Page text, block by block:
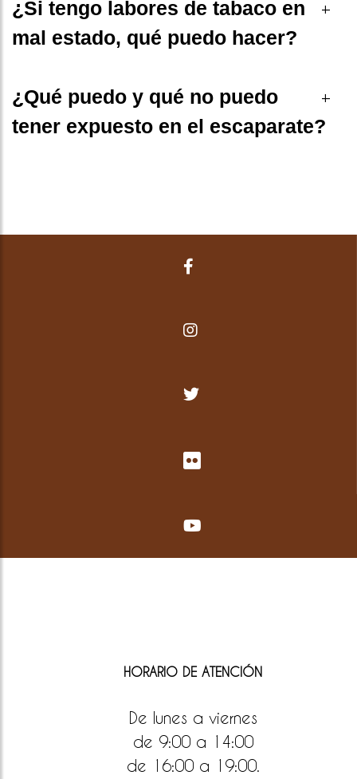
+
¿Si tengo labores de tabaco en
mal estado, qué puedo hacer?
+
¿Qué puedo y qué no puedo
tener expuesto en el escaparate?
HORARIO DE ATENCIÓN
De lunes a viernes
de 9:00 a 14:00
de 16:00 a 19:00.